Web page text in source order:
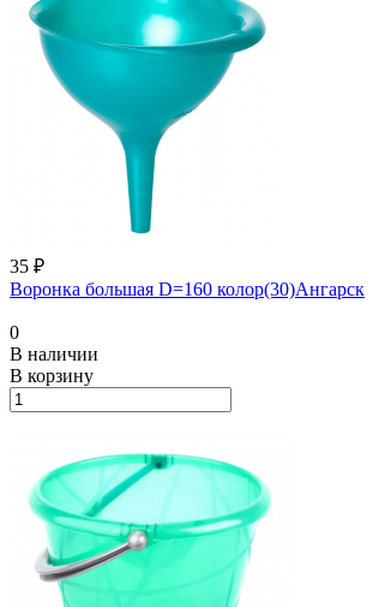
35 ₽
Воронка большая D=160 колор(30)Ангарск
0
В наличии
В корзину